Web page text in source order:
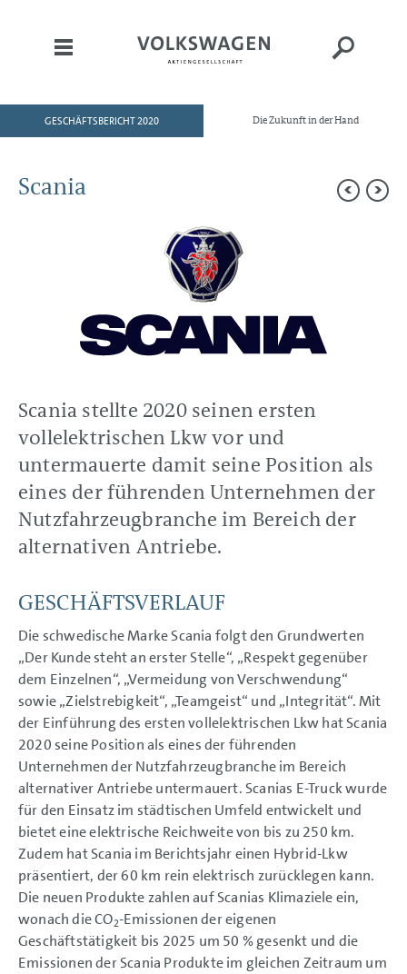
HOME
KONZERNBEREICHE
Volkswagen Nutzfahrzeuge
Volkswagen Group China
Volkswagen Finanzdienstleistungen
CORPORATE GOVERNANCE
KONZERNLAGEBERICHT
KONZERNABSCHLUSS
Die Zukunft in der Hand
GESCHÄFTSBERICHT 2020
Scania
Scania stellte 2020 seinen ersten
vollelektrischen Lkw vor und
untermauerte damit seine Position als
eines der führenden Unternehmen der
Nutzfahrzeugbranche im Bereich der
alternativen Antriebe.
GESCHÄFTSVERLAUF
Die schwedische Marke Scania folgt den Grundwerten
„Der Kunde steht an erster Stelle“, „Respekt gegenüber
dem Einzelnen“, „Vermeidung von Verschwendung“
sowie „Zielstrebigkeit“, „Teamgeist“ und „Integrität“. Mit
der Einführung des ersten vollelektrischen Lkw hat Scania
2020 seine Position als eines der führenden
Unternehmen der Nutzfahrzeugbranche im Bereich
alternativer Antriebe untermauert. Scanias E-Truck wurde
für den Einsatz im städtischen Umfeld entwickelt und
bietet eine elektrische Reichweite von bis zu 250 km.
Zudem hat Scania im Berichtsjahr einen Hybrid-Lkw
präsentiert, der 60 km rein elektrisch zurücklegen kann.
Die neuen Produkte zahlen auf Scanias Klimaziele ein,
wonach die CO2-Emissionen der eigenen
Geschäftstätigkeit bis 2025 um 50 % gesenkt und die
Emissionen der Scania Produkte im gleichen Zeitraum um